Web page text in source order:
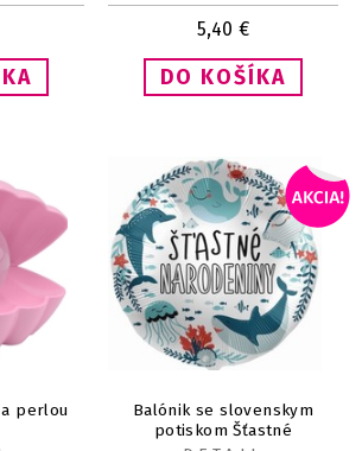
5,40 €
perlou
Balónik se slovenskym
potiskom Šťastné